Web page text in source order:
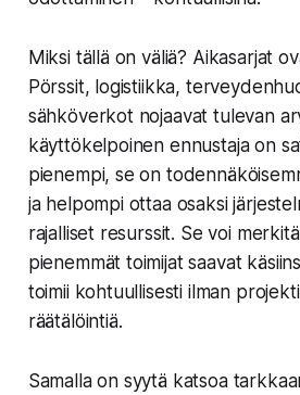
Miksi tällä on väliä? Aikasarjat
Pörssit, logistiikka,
sähköverkot nojaavat tulevan
käyttökelpoinen ennustaja on
pienempi, se on
ja helpompi ottaa osaksi
rajalliset resurssit. Se voi
pienemmät toimijat saavat
toimii kohtuullisesti ilman
räätälöintiä.
Samalla on syytä katsoa